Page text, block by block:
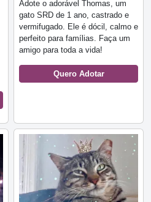
Adote o adorável Thomas, um
gato SRD de 1 ano, castrado e
vermifugado. Ele é dócil, calmo e
perfeito para famílias. Faça um
amigo para toda a vida!
Quero Adotar